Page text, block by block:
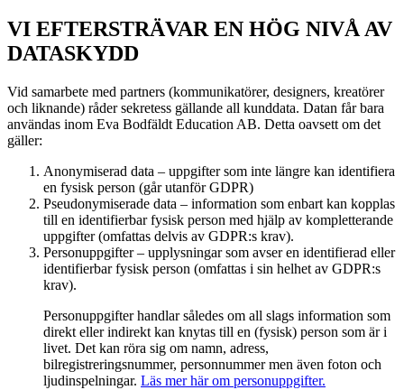
VI EFTERSTRÄVAR EN HÖG NIVÅ AV
DATASKYDD
Vid samarbete med partners (kommunikatörer, designers, kreatörer
och liknande) råder sekretess gällande all kunddata. Datan får bara
användas inom Eva Bodfäldt Education AB. Detta oavsett om det
gäller:
Anonymiserad data – uppgifter som inte längre kan identifiera
en fysisk person (går utanför GDPR)
Pseudonymiserade data – information som enbart kan kopplas
till en identifierbar fysisk person med hjälp av kompletterande
uppgifter (omfattas delvis av GDPR:s krav).
Personuppgifter – upplysningar som avser en identifierad eller
identifierbar fysisk person (omfattas i sin helhet av GDPR:s
krav).
Personuppgifter handlar således om all slags information som
direkt eller indirekt kan knytas till en (fysisk) person som är i
livet. Det kan röra sig om namn, adress,
bilregistreringsnummer, personnummer men även foton och
ljudinspelningar. Läs mer här om personuppgifter.